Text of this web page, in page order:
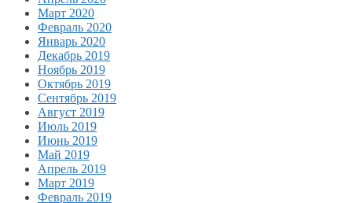
Март 2020
Февраль 2020
Январь 2020
Декабрь 2019
Ноябрь 2019
Октябрь 2019
Сентябрь 2019
Август 2019
Июль 2019
Июнь 2019
Май 2019
Апрель 2019
Март 2019
Февраль 2019